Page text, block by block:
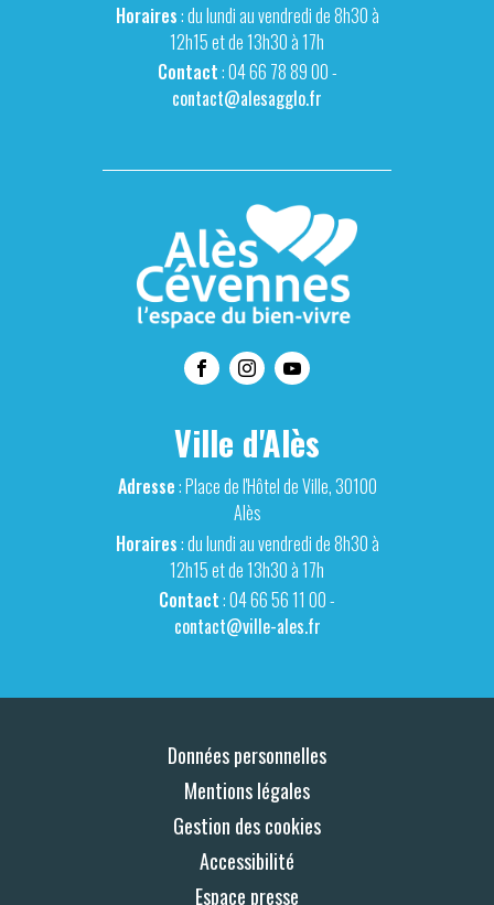
Horaires: du lundi au vendredi de 8h30 à
12h15 et de 13h30 à 17h
Contact: 04 66 78 89 00 -
contact@alesagglo.fr
Ville d'Alès
Adresse: Place de l'Hôtel de Ville, 30100
Alès
Horaires: du lundi au vendredi de 8h30 à
12h15 et de 13h30 à 17h
Contact: 04 66 56 11 00 -
contact@ville-ales.fr
Données personnelles
Mentions légales
Gestion des cookies
Accessibilité
Espace presse